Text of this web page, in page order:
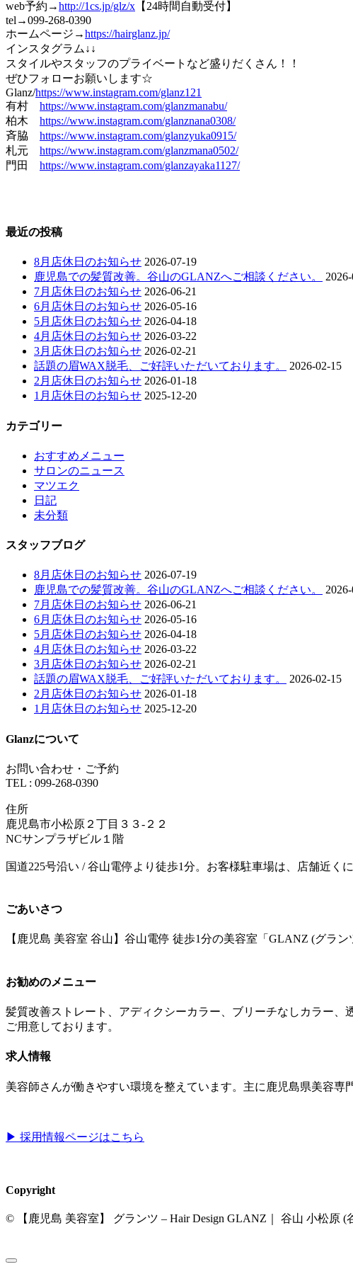
web予約→http://1cs.jp/glz/x 【24時間自動受付】
tel→099-268-0390
ホームページ→https://hairglanz.jp/
インスタグラム↓↓
スタイルやスタッフのプライベートなど盛りだくさん！！
ぜひフォローお願いします☆
Glanz/https://www.instagram.com/glanz121
有村 https://www.instagram.com/glanzmanabu/
柏木 https://www.instagram.com/glanznana0308/
斉脇 https://www.instagram.com/glanzyuka0915/
札元 https://www.instagram.com/glanzmana0502/
門田 https://www.instagram.com/glanzayaka1127/
最近の投稿
8月店休日のお知らせ 2026-07-19
鹿児島での髪質改善。谷山のGLANZへご相談ください。
7月店休日のお知らせ 2026-06-21
6月店休日のお知らせ 2026-05-16
5月店休日のお知らせ 2026-04-18
4月店休日のお知らせ 2026-03-22
3月店休日のお知らせ 2026-02-21
話題の眉WAX脱毛、ご好評いただいております。
2026-02-15
2月店休日のお知らせ 2026-01-18
1月店休日のお知らせ 2025-12-20
カテゴリー
おすすめメニュー
サロンのニュース
マツエク
日記
未分類
スタッフブログ
8月店休日のお知らせ 2026-07-19
鹿児島での髪質改善。谷山のGLANZへご相談ください。
7月店休日のお知らせ 2026-06-21
6月店休日のお知らせ 2026-05-16
5月店休日のお知らせ 2026-04-18
4月店休日のお知らせ 2026-03-22
3月店休日のお知らせ 2026-02-21
話題の眉WAX脱毛、ご好評いただいております。
2026-02-15
2月店休日のお知らせ 2026-01-18
1月店休日のお知らせ 2025-12-20
Glanzについて
お問い合わせ・ご予約
TEL : 099-268-0390
住所
鹿児島市小松原２丁目３３-２２
NCサンプラザビル１階
国道225号沿い / 谷山電停より徒歩1分。お客様駐車場は、店舗近くに
ごあいさつ
【鹿児島 美容室 谷山】谷山電停 徒歩1分の美容室「GLANZ (グラ
お勧めのメニュー
髪質改善ストレート、アディクシーカラー、ブリーチなしカラー
ご用意しております。
求人情報
美容師さんが働きやすい環境を整えています。主に鹿児島県美容
▶︎ 採用情報ページはこちら
Copyright
© 【鹿児島 美容室】 グランツ – Hair Design GLANZ｜ 谷山 小松原